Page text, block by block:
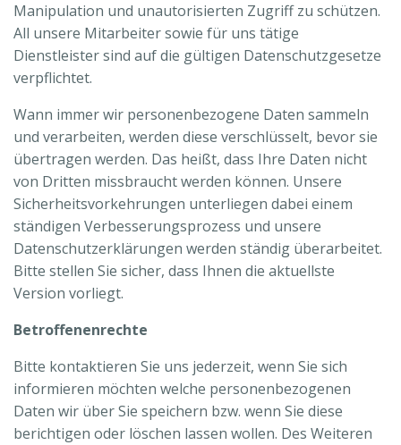
Manipulation und unautorisierten Zugriff zu schützen.
All unsere Mitarbeiter sowie für uns tätige
Dienstleister sind auf die gültigen Datenschutzgesetze
verpflichtet.
Wann immer wir personenbezogene Daten sammeln
und verarbeiten, werden diese verschlüsselt, bevor sie
übertragen werden. Das heißt, dass Ihre Daten nicht
von Dritten missbraucht werden können. Unsere
Sicherheitsvorkehrungen unterliegen dabei einem
ständigen Verbesserungsprozess und unsere
Datenschutzerklärungen werden ständig überarbeitet.
Bitte stellen Sie sicher, dass Ihnen die aktuellste
Version vorliegt.
Betroffenenrechte
Bitte kontaktieren Sie uns jederzeit, wenn Sie sich
informieren möchten welche personenbezogenen
Daten wir über Sie speichern bzw. wenn Sie diese
berichtigen oder löschen lassen wollen. Des Weiteren